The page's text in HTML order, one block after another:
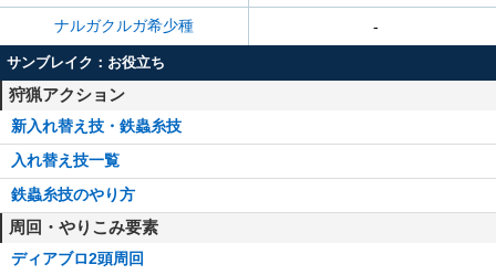
ナルガクルガ希少種 -
サンブレイク：お役立ち
狩猟アクション
新入れ替え技・鉄蟲糸技
入れ替え技一覧
鉄蟲糸技のやり方
周回・やりこみ要素
ディアブロ2頭周回